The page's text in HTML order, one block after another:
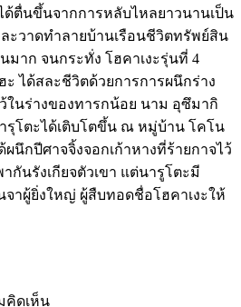
ด้ตื่นขึ้นจากการหลับไหลยาวนานเป็น
ะวาดทำลายบ้านเรือนชีวิตทรัพย์สิน
าก จนกระทั่ง โฮคาเงะรุ่นที่ 4
ได้สละชีวิตด้วยการการผนึกร่าง
ในร่างของทารกน้อย นาม อุซึมากิ
รุโตะได้เติบโตขึ้น ณ หมู่บ้าน โคโน
นึกปีศาจจิ้งจอกเก้าหางที่ร้ายกาจไว้
นรังเกียจตัวเขา แต่นารูโตะมี
าผู้ยิ่งใหญ่ ผู้สืบทอดชื่อโฮคาเงะให้
คิดเห็น